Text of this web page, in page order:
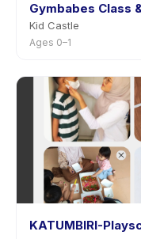
Gymbabes Class
Kid Castle
Ages 0–1
KATUMBIRI-